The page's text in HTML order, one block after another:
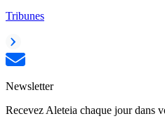
Tribunes
Newsletter
Recevez Aleteia chaque jour dans